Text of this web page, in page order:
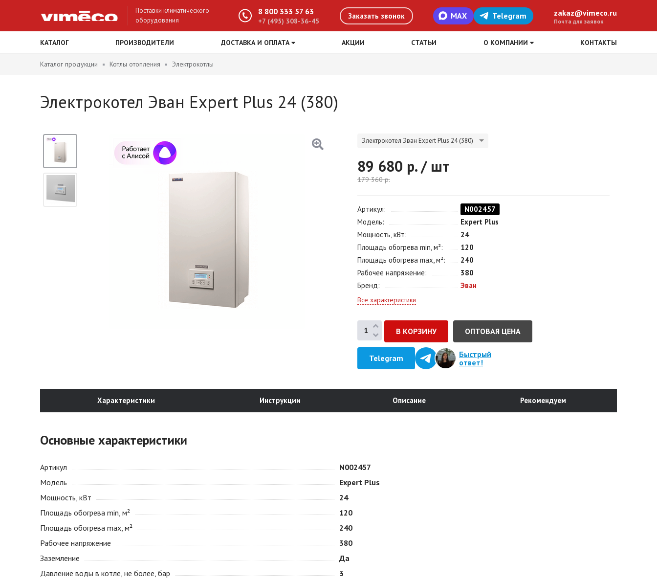
Поставки климатического
оборудования
8 800 333 57 63
+7 (495) 308-36-45
Заказать звонок MAX Telegram zakaz@vimeco.ru
Почта для заявок
КАТАЛОГ ПРОИЗВОДИТЕЛИ ДОСТАВКА И ОПЛАТА АКЦИИ СТАТЬИ О КОМПАНИИ КОНТАКТЫ
Каталог продукции Котлы отопления Электрокотлы
Электрокотел Эван Expert Plus 24 (380)
Электрокотел Эван Expert Plus 24 (380)
89 680 р. / шт
179 360р.
Артикул
N002457
Модель
Expert Plus
Мощность, кВт
24
Площадь обогрева min, м²
120
Площадь обогрева max, м²
240
Рабочее напряжение
380
Бренд
Эван
Все характеристики
ОПТОВАЯ ЦЕНА
Telegram
Быстрый
ответ!
Характеристики Инструкции Описание Рекомендуем
Основные характеристики
Артикул
N002457
Модель
Expert Plus
Мощность, кВт
24
Площадь обогрева min, м²
120
Площадь обогрева max, м²
240
Рабочее напряжение
380
Заземление
Да
Давление воды в котле, не более, бар
3